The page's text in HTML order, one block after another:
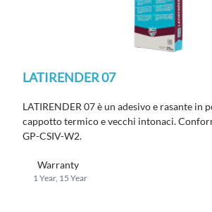
LATIRENDER 07
LATIRENDER 07 è un adesivo e rasante in
cappotto termico e vecchi intonaci.
GP-CSIV-W2.
Warranty
1 Year, 15 Year